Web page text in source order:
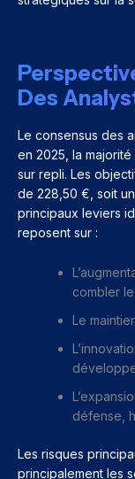
Des
Le consensus des
en 2025, la
sur repli. Les
de 228,50 €, soit
principaux leviers
reposent sur :
combler
Le
défense,
Les risques
principalement les